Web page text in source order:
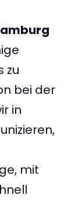
zu
bei der
in
mit